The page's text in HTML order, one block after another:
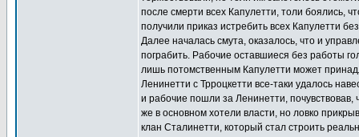
после смерти всех Капулетти, толи боялись,
получили приказ истребить всех Капулетти
Далее началась смута, оказалось, что и
пограбить. Рабочие оставшиеся без работы
лишь потомственным Капулетти может
Ленинетти с Трроцкетти все-таки удалось
и рабочие пошли за Ленинетти, почувствовав,
же в основном хотели власти, но ловко
клан Сталинетти, который стал строить